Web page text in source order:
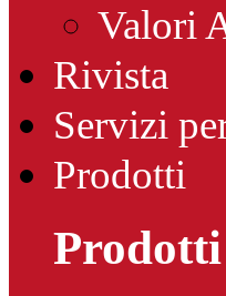
Valori
Rivista
Servizi
Prodotti
Prodotti